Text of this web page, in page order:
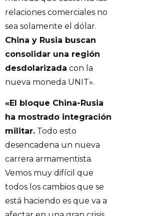
relaciones comerciales no
sea solamente el dólar.
China y Rusia buscan
consolidar una región
desdolarizada con la
nueva moneda UNIT».
«El bloque China-Rusia
ha mostrado integración
militar. Todo esto
desencadena un nueva
carrera armamentista.
Vemos muy difícil que
todos los cambios que se
está haciendo es que va a